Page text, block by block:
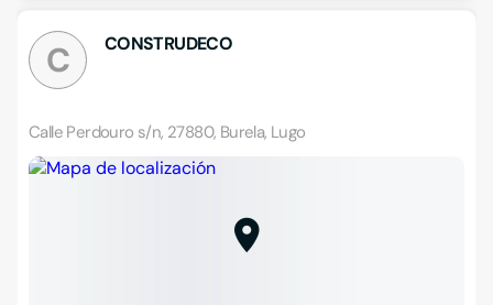
C CONSTRUDECO
Calle Perdouro s/n, 27880, Burela, Lugo